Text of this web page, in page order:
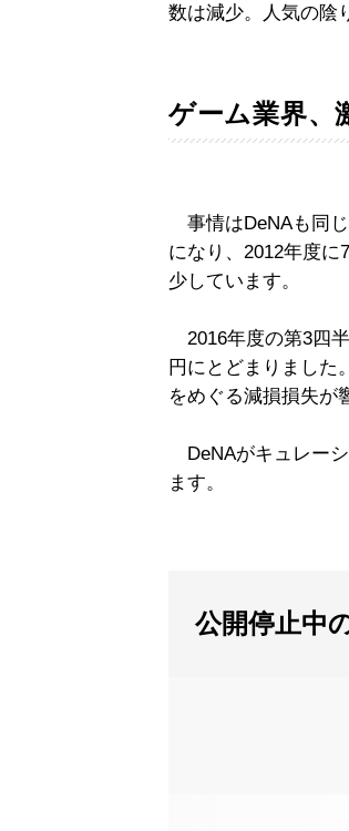
数は減少。人気の陰
ゲーム業界、
事情はDeNAも同
になり、2012年度に
少しています。
2016年度の第3四
円にとどまりました
をめぐる減損損失が
DeNAがキュレー
ます。
公開停止中